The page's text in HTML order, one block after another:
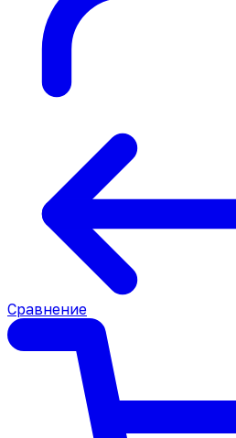
Сравнение